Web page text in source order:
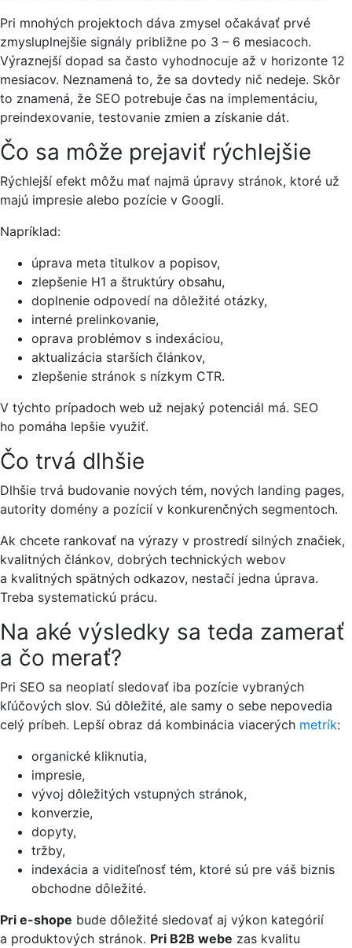
Pri mnohých projektoch dáva zmysel očakávať prvé
zmysluplnejšie signály približne po 3 – 6 mesiacoch.
Výraznejší dopad sa často vyhodnocuje až v horizonte 12
mesiacov. Neznamená to, že sa dovtedy nič nedeje. Skôr
to znamená, že SEO potrebuje čas na implementáciu,
preindexovanie, testovanie zmien a získanie dát.
Čo sa môže prejaviť rýchlejšie
Rýchlejší efekt môžu mať najmä úpravy stránok, ktoré už
majú impresie alebo pozície v Googli.
Napríklad:
úprava meta titulkov a popisov,
zlepšenie H1 a štruktúry obsahu,
doplnenie odpovedí na dôležité otázky,
interné prelinkovanie,
oprava problémov s indexáciou,
aktualizácia starších článkov,
zlepšenie stránok s nízkym CTR.
V týchto prípadoch web už nejaký potenciál má. SEO
ho pomáha lepšie využiť.
Čo trvá dlhšie
Dlhšie trvá budovanie nových tém, nových landing pages,
autority domény a pozícií v konkurenčných segmentoch.
Ak chcete rankovať na výrazy v prostredí silných značiek,
kvalitných článkov, dobrých technických webov
a kvalitných spätných odkazov, nestačí jedna úprava.
Treba systematickú prácu.
Na aké výsledky sa teda zamerať
a čo merať?
Pri SEO sa neoplatí sledovať iba pozície vybraných
kľúčových slov. Sú dôležité, ale samy o sebe nepovedia
celý príbeh. Lepší obraz dá kombinácia viacerých metrík:
organické kliknutia,
impresie,
vývoj dôležitých vstupných stránok,
konverzie,
dopyty,
tržby,
indexácia a viditeľnosť tém, ktoré sú pre váš biznis
obchodne dôležité.
Pri e-shope bude dôležité sledovať aj výkon kategórií
a produktových stránok. Pri B2B webe zas kvalitu